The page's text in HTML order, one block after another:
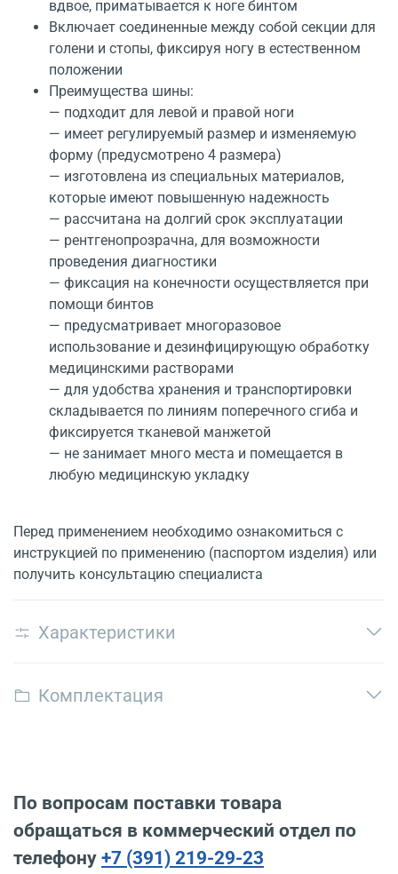
вдвое, приматывается к ноге бинтом
Включает соединенные между собой секции для
голени и стопы, фиксируя ногу в естественном
положении
Преимущества шины:
— подходит для левой и правой ноги
— имеет регулируемый размер и изменяемую
форму (предусмотрено 4 размера)
— изготовлена из специальных материалов,
которые имеют повышенную надежность
— рассчитана на долгий срок эксплуатации
— рентгенопрозрачна, для возможности
проведения диагностики
— фиксация на конечности осуществляется при
помощи бинтов
— предусматривает многоразовое
использование и дезинфицирующую обработку
медицинскими растворами
— для удобства хранения и транспортировки
складывается по линиям поперечного сгиба и
фиксируется тканевой манжетой
— не занимает много места и помещается в
любую медицинскую укладку
Перед применением необходимо ознакомиться с
инструкцией по применению (паспортом изделия) или
получить консультацию специалиста
Характеристики
Комплектация
По вопросам поставки товара
обращаться в коммерческий отдел по
телефону +7 (391) 219-29-23